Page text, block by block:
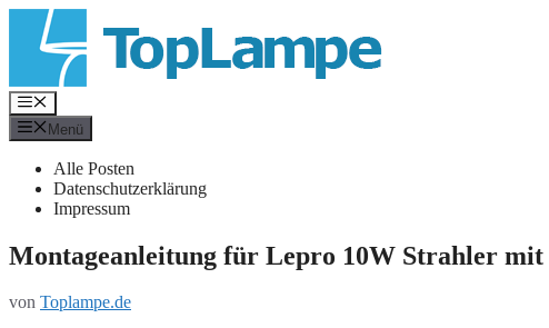
Inhalt
springen
Menü
Menü
Alle Posten
Datenschutzerklärung
Impressum
Montageanleitung für Lepro 10W Strahler mit
von Toplampe.de